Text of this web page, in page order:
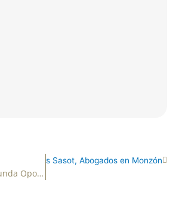
La Ley de Segunda Oportunidad en Aragón, con Abogados derecho bancario en Monzón
con Heras Sasot, Abogados en Monzón